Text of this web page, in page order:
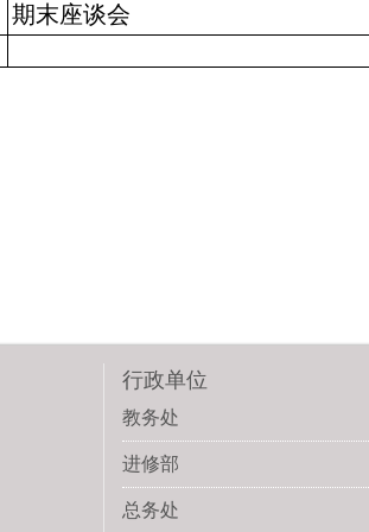
期末座谈会
行政单位
教务处
进修部
总务处